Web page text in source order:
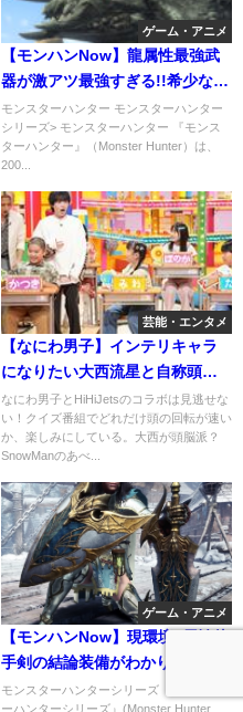
ゲーム・アニメ
【モンハンNow】龍属性最強武
器が激アツ最強すぎる!!希少な龍
属性武器はこれで決まり!!生産必
須級
モンスターハンター モンスターハンター
シリーズ> モンスターハンター 『モンス
ターハンター』（Monster Hunter）は、
200...
芸能・エンタメ
【なにわ男子】インテリキャラ
になりたい大西流星と自称頭脳
派の後輩・猪狩蒼弥とタッグで
クイズ珍解答爆笑ｗ
なにわ男子とHiHiJetsのコラボは見逃せな
い！クイズ番組でどれだけ頭の回転が速い
か、楽しみにしている。大西が頭脳派？
SnowManのあべ...
ゲーム・アニメ
【モンハンNow】現環境4属性片
手剣の結論装備がわかりやすく
改良！
モンスターハンターシリーズ 『モンスタ
ーハンターシリーズ』(Monster Hunter